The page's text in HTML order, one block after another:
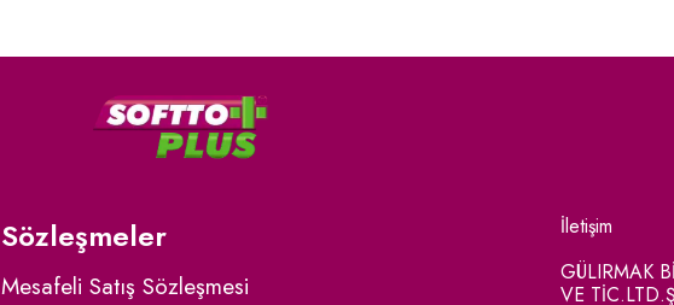
Sözleşmeler
Mesafeli Satış Sözleşmesi
İletişim
GÜLIRMAK
VE